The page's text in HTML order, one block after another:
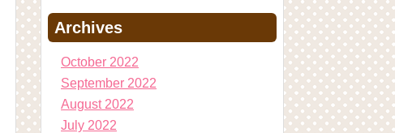
Archives
October 2022
September 2022
August 2022
July 2022